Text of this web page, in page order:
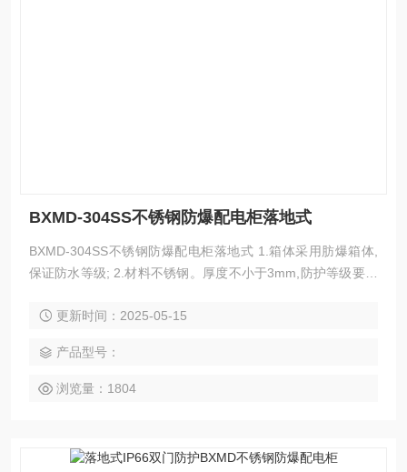
BXMD-304SS不锈钢防爆配电柜落地式
BXMD-304SS不锈钢防爆配电柜落地式 1.箱体采用肪爆箱体,
保证防水等级; 2.材料不锈钢。厚度不小于3mm,防护等级要求
齐。 4、箱体带内门。尺寸参考图示,厂家自行核实内部元件安
漏电断路器,位置根据实际断路器与都点断路器的位置而定
更新时间：2025-05-15
产品型号：
浏览量：1804